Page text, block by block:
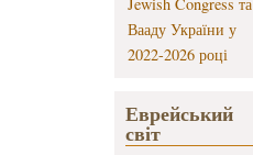
Вааду України у
2022-2026 році
Еврейський
світ